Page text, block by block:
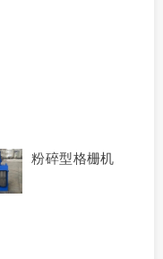
粉碎型格栅机